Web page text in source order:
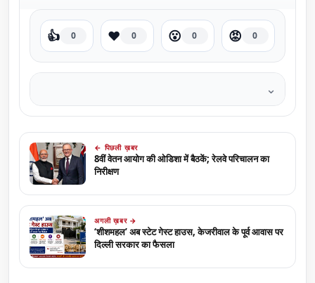
👍 0 ❤️ 0 😮 0 😡 0
⌄
← पिछली ख़बर
8वीं वेतन आयोग की ओडिशा में बैठकें; रेलवे परिचालन का
निरीक्षण
अगली ख़बर →
‘शीशमहल’ अब स्टेट गेस्ट हाउस, केजरीवाल के पूर्व आवास पर
दिल्ली सरकार का फैसला